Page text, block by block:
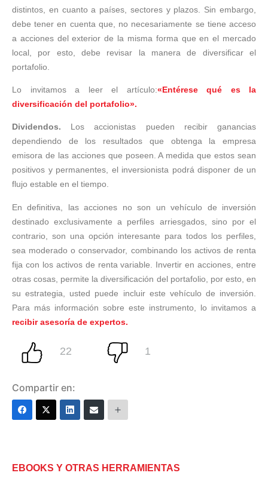
distintos, en cuanto a países, sectores y plazos. Sin embargo,
debe tener en cuenta que, no necesariamente se tiene acceso
a acciones del exterior de la misma forma que en el mercado
local, por esto, debe revisar la manera de diversificar el
portafolio.
Lo invitamos a leer el artículo:«Entérese qué es la
diversificación del portafolio».
Dividendos. Los accionistas pueden recibir ganancias
dependiendo de los resultados que obtenga la empresa
emisora de las acciones que poseen. A medida que estos sean
positivos y permanentes, el inversionista podrá disponer de un
flujo estable en el tiempo.
En definitiva, las acciones no son un vehículo de inversión
destinado exclusivamente a perfiles arriesgados, sino por el
contrario, son una opción interesante para todos los perfiles,
sea moderado o conservador, combinando los activos de renta
fija con los activos de renta variable. Invertir en acciones, entre
otras cosas, permite la diversificación del portafolio, por esto, en
su estrategia, usted puede incluir este vehículo de inversión.
Para más información sobre este instrumento, lo invitamos a
recibir asesoría de expertos.
Compartir en:
EBOOKS Y OTRAS HERRAMIENTAS